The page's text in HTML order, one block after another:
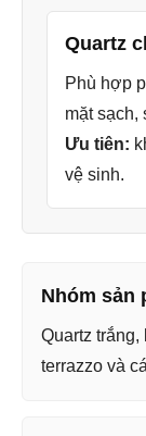
Quartz
Phù hợp
mặt sạch,
Ưu tiên:
vệ sinh.
Nhóm sản
Quartz trắng,
terrazzo và